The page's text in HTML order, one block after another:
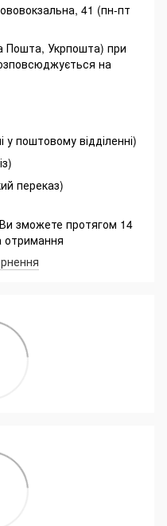
41 (пн-пт
Пошта, Укрпошта) при
на
у поштовому відділенні)
переказ)
зможете протягом 14
отримання